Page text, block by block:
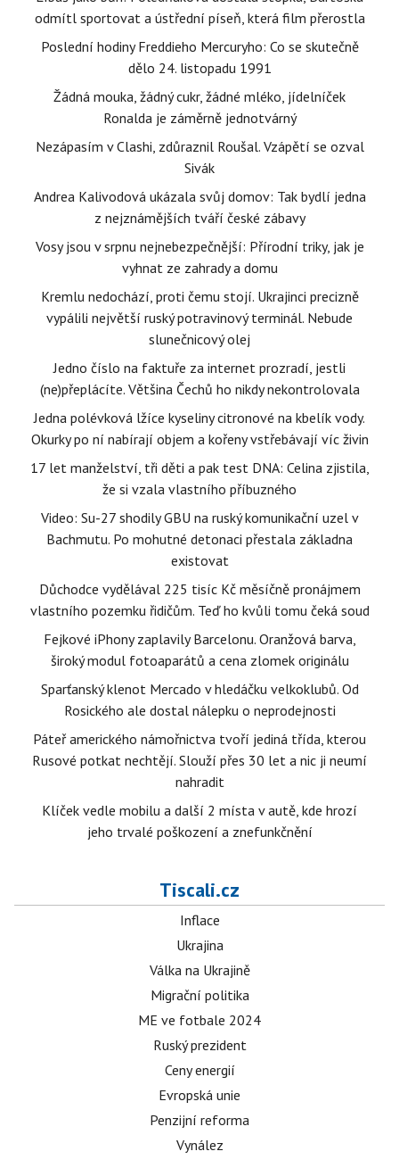
odmítl sportovat a ústřední píseň, která film přerostla
Poslední hodiny Freddieho Mercuryho: Co se skutečně
dělo 24. listopadu 1991
Žádná mouka, žádný cukr, žádné mléko, jídelníček
Ronalda je záměrně jednotvárný
Nezápasím v Clashi, zdůraznil Roušal. Vzápětí se ozval
Sivák
Andrea Kalivodová ukázala svůj domov: Tak bydlí jedna
z nejznámějších tváří české zábavy
Vosy jsou v srpnu nejnebezpečnější: Přírodní triky, jak je
vyhnat ze zahrady a domu
Kremlu nedochází, proti čemu stojí. Ukrajinci precizně
vypálili největší ruský potravinový terminál. Nebude
slunečnicový olej
Jedno číslo na faktuře za internet prozradí, jestli
(ne)přeplácíte. Většina Čechů ho nikdy nekontrolovala
Jedna polévková lžíce kyseliny citronové na kbelík vody.
Okurky po ní nabírají objem a kořeny vstřebávají víc živin
17 let manželství, tři děti a pak test DNA: Celina zjistila,
že si vzala vlastního příbuzného
Video: Su-27 shodily GBU na ruský komunikační uzel v
Bachmutu. Po mohutné detonaci přestala základna
existovat
Důchodce vydělával 225 tisíc Kč měsíčně pronájmem
vlastního pozemku řidičům. Teď ho kvůli tomu čeká soud
Fejkové iPhony zaplavily Barcelonu. Oranžová barva,
široký modul fotoaparátů a cena zlomek originálu
Sparťanský klenot Mercado v hledáčku velkoklubů. Od
Rosického ale dostal nálepku o neprodejnosti
Páteř amerického námořnictva tvoří jediná třída, kterou
Rusové potkat nechtějí. Slouží přes 30 let a nic ji neumí
nahradit
Klíček vedle mobilu a další 2 místa v autě, kde hrozí
jeho trvalé poškození a znefunkčnění
Tiscali.cz
Inflace
Ukrajina
Válka na Ukrajině
Migrační politika
ME ve fotbale 2024
Ruský prezident
Ceny energií
Evropská unie
Penzijní reforma
Vynález